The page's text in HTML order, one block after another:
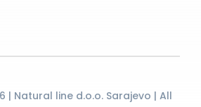
| Natural line d.o.o. Sarajevo | All